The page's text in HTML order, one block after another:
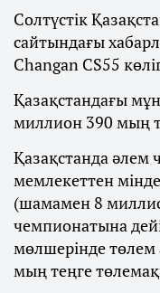
Солтүстік
сайтындағы
Changan CS55
Қазақстандағы
миллион 390 мың
Қазақстанда
мемлекеттен
(шамамен 8
чемпионатына
мөлшерінде төлем
мың теңге